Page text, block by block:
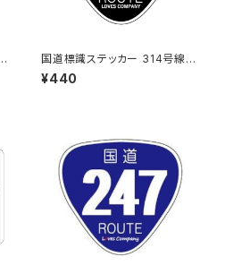
国道標識ステッカー 314号線
（ブラック）
¥440